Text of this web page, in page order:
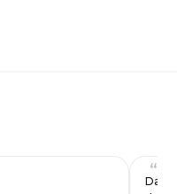
Daha